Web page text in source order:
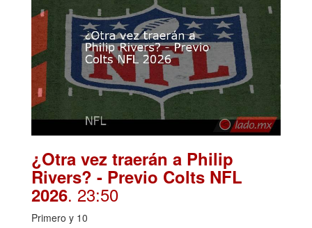
¿Otra vez traerán a Philip
Rivers? - Previo Colts NFL
2026. 23:50
Primero y 10